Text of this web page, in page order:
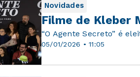
Novidades
05/01/2026 • 11:05
Filme de Kleber
“O Agente Secreto” é